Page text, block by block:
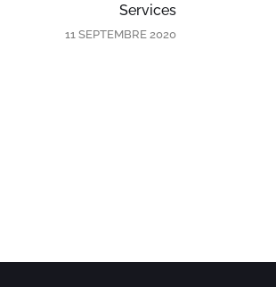
Services
11 SEPTEMBRE 2020